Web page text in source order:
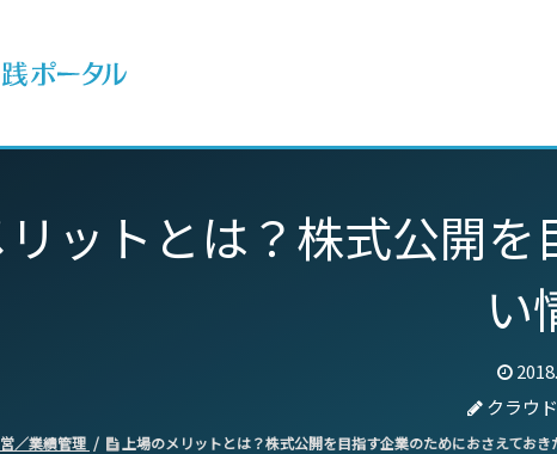
ットとは？株式公開
い
クラウ
／業績管理 上場のメリットとは？株式公開を目指す企業のためにおさえておき